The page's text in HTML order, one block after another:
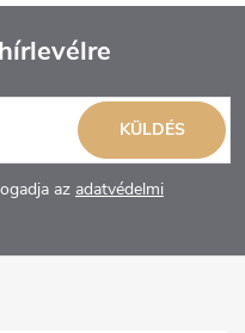
az adatvédelmi
KÜLDÉS